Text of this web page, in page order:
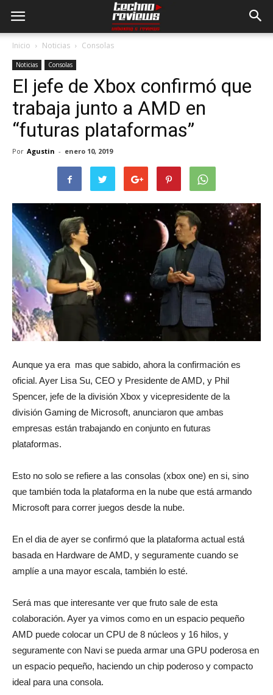
Inicio Noticias Consolas
Noticias Consolas
El jefe de Xbox confirmó que
trabaja junto a AMD en
“futuras plataformas”
Por Agustin - enero 10, 2019
Aunque ya era mas que sabido, ahora la confirmación es
oficial. Ayer Lisa Su, CEO y Presidente de AMD, y Phil
Spencer, jefe de la división Xbox y vicepresidente de la
división Gaming de Microsoft, anunciaron que ambas
empresas están trabajando en conjunto en futuras
plataformas.
Esto no solo se refiere a las consolas (xbox one) en si, sino
que también toda la plataforma en la nube que está armando
Microsoft para correr juegos desde la nube.
En el dia de ayer se confirmó que la plataforma actual está
basada en Hardware de AMD, y seguramente cuando se
amplíe a una mayor escala, también lo esté.
Será mas que interesante ver que fruto sale de esta
colaboración. Ayer ya vimos como en un espacio pequeño
AMD puede colocar un CPU de 8 núcleos y 16 hilos, y
seguramente con Navi se pueda armar una GPU poderosa en
un espacio pequeño, haciendo un chip poderoso y compacto
ideal para una consola.